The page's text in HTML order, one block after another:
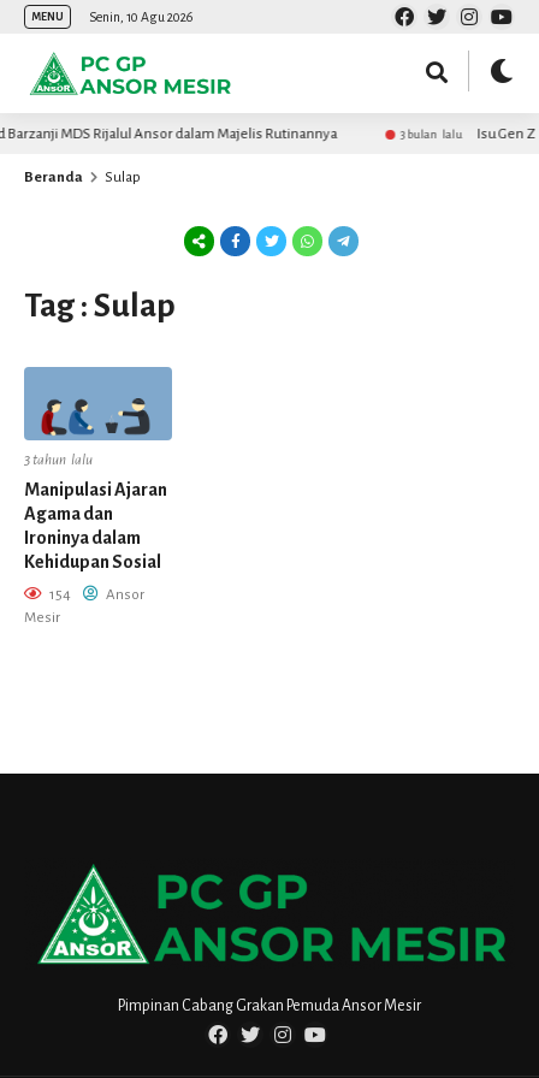
MENU Senin, 10 Agu 2026
MDS Rijalul Ansor dalam Majelis Rutinannya 3 bulan lalu Isu Gen
Beranda Sulap
Tag : Sulap
3 tahun lalu
Manipulasi Ajaran
Agama dan
Ironinya dalam
Kehidupan Sosial
154
Ansor
Mesir
Pimpinan Cabang Grakan Pemuda Ansor Mesir